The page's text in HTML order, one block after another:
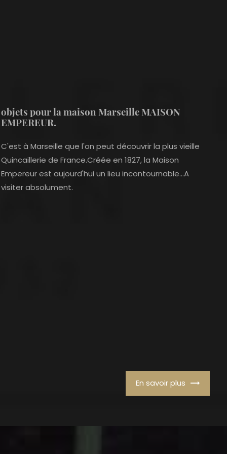
objets pour la maison Marseille MAISON
EMPEREUR.
C'est à Marseille que l'on peut découvrir la plus vieille
Quincaillerie de France.Créée en 1827, la Maison
Empereur est aujourd'hui un lieu incontournable...A
visiter absolument.
En savoir plus